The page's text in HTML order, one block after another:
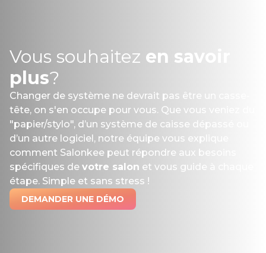
Vous souhaitez en savoir
plus?
Changer de système ne devrait pas être un casse-
tête, on s'en occupe pour vous. Que vous veniez du
"papier/stylo", d’un système de caisse dépassé ou
d’un autre logiciel, notre équipe vous explique
comment Salonkee peut répondre aux besoins
spécifiques de votre salon et vous guide à chaque
étape. Simple et sans stress !
DEMANDER UNE DÉMO